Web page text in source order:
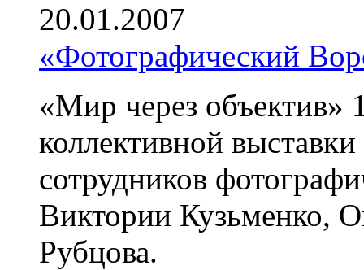
20.01.2007
«Фотографический
«Мир через объектив»
коллективной
сотрудников
Виктории Кузьменко,
Рубцова.